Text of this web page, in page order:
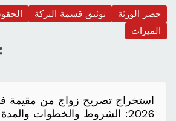
حصر الورثة توثيق قسمة التركة
الميراث
استخراج تصريح زواج من مقيمة
2026: الشروط والخطوات